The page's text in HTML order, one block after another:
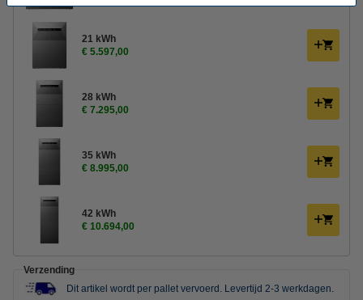
21 kWh
€ 5.597,00
28 kWh
€ 7.295,00
35 kWh
€ 8.995,00
42 kWh
€ 10.694,00
Verzending
Dit artikel wordt per pallet vervoerd. Levertijd 2-3 werkdagen.